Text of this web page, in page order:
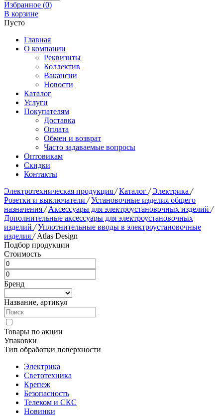
Избранное (0)
В корзине
Пусто
Главная
О компании
Реквизиты
Коллектив
Вакансии
Новости
Каталог
Услуги
Покупателям
Доставка
Оплата
Обмен и возврат
Часто задаваемые вопросы
Оптовикам
Скидки
Контакты
Электротехническая продукция / Каталог / Электрика /
Розетки и выключатели / Установочные изделия общего
назначения / Аксессуары для электроустановочных изделий /
Дополнительные аксессуары для электроустановочных
изделий / Уплотнительные вводы в электроустановочные
изделия / Atlas Design
Подбор продукции
Стоимость
Бренд
Название, артикул
Товары по акции
Упаковки
Тип обработки поверхности
Электрика
Светотехника
Крепеж
Безопасность
Телеком и СКС
Новинки